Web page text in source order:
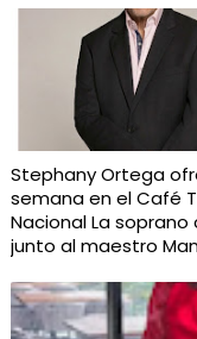
Stephany Ortega
semana en el Café
Nacional La
junto al maestro